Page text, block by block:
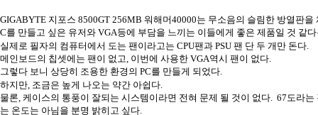
GIGABYTE 지포스 8500GT 256MB 워해머40000는 무소음의 슬림한 방열판을
C를 만들고 싶은 유저와 VGA등에 부담을 느끼는 이들에게 좋은 제품일 것 같
실제로 필자의 컴퓨터에서 도는 팬이라고는 CPU팬과 PSU 팬 단 두 개만 돈다.
메인보드의 칩셋에는 팬이 없고, 이번에 사용한 VGA역시 팬이 없다.
그렇다 보니 상당히 조용한 환경의 PC를 만들게 되었다.
하지만, 조금은 높게 나오는 약간 아쉽다.
물론, 케이스의 통풍이 잘되는 시스템이라면 전혀 문제 될 것이 없다. 67도라는
는 온도는 아님을 분명 밝히고 싶다.